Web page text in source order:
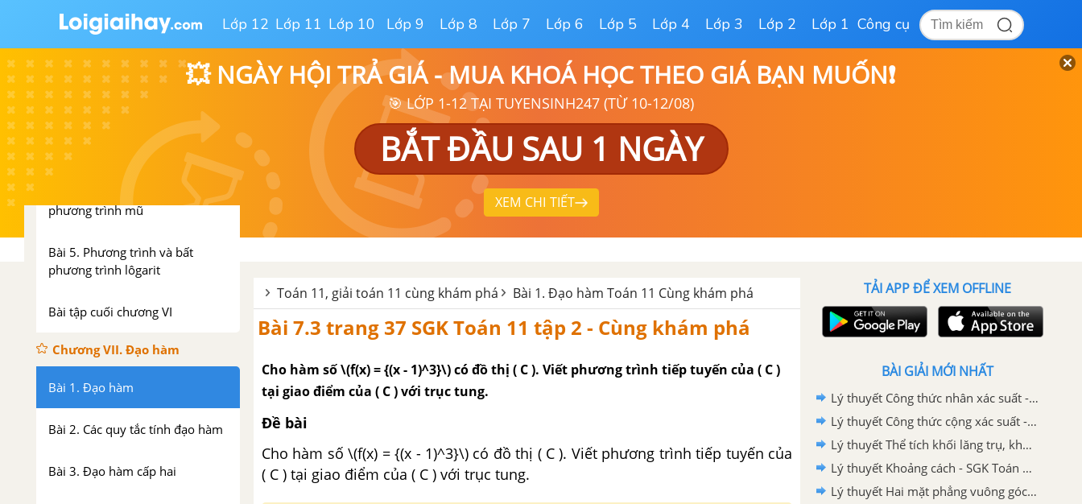
Lớp 12 Lớp 11 Lớp 10 Lớp 9 Lớp 8 Lớp 7 Lớp 6 Lớp 5 Lớp 4 Lớp 3 Lớp 2 Lớp 1 Công cụ
💥 NGÀY HỘI TRẢ GIÁ - MUA KHOÁ HỌC THEO GIÁ BẠN MUỐN❗
🎯 LỚP 1-12 TẠI TUYENSINH247 (TỪ 10-12/08)
BẮT ĐẦU SAU 1 NGÀY
XEM CHI TIẾT
hàm số lôgarit
Bài 1. Lũy thừa
Bài 2. Lôgarit
Bài 3. Hàm số mũ và hàm số
lôgarit
Bài 4. Phương trình và bất
phương trình mũ
Bài 5. Phương trình và bất
phương trình lôgarit
Bài tập cuối chương VI
Chương VII. Đạo hàm
Bài 1. Đạo hàm
Bài 2. Các quy tắc tính đạo hàm
Bài 3. Đạo hàm cấp hai
Toán 11, giải toán 11 cùng khám phá Bài 1. Đạo hàm Toán 11 Cùng khám phá
Bài 7.3 trang 37 SGK Toán 11 tập 2 - Cùng khám phá
Cho hàm số \(f(x) = {(x - 1)^3}\) có đồ thị ( C ). Viết phương trình tiếp tuyến của ( C )
tại giao điểm của ( C ) với trục tung.
Đề bài
Cho hàm số \(f(x) = {(x - 1)^3}\) có đồ thị ( C ). Viết phương trình tiếp tuyến của
( C ) tại giao điểm của ( C ) với trục tung.
TẢI APP ĐỂ XEM OFFLINE
BÀI GIẢI MỚI NHẤT
Lý thuyết Công thức nhân xác suất - SGK Toán 11 Cùng khám phá
Lý thuyết Công thức cộng xác suất - SGK Toán 11 Cùng khám phá
Lý thuyết Thể tích khối lăng trụ, khối chóp và khối chóp cụt đều - SGK Toán 11 Cùng khám phá
Lý thuyết Khoảng cách - SGK Toán 11 Cùng khám phá
Lý thuyết Hai mặt phẳng vuông góc - SGK Toán 11 Cùng khám phá